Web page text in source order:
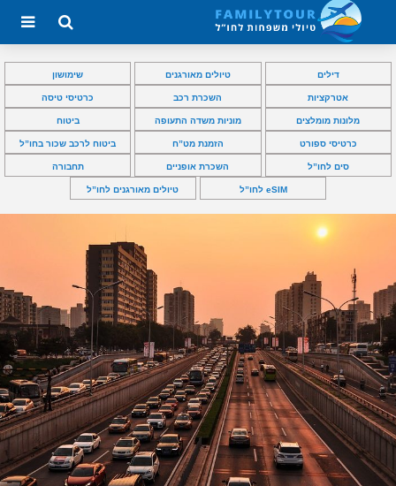
דילים טיולים מאורגנים שימושון
אטרקציות השכרת רכב כרטיסי טיסה
מלונות מומלצים מוניות משדה התעופה ביטוח
כרטיסי ספורט הזמנת מט”ח ביטוח לרכב שכור בחו”ל
סים לחו”ל השכרת אופניים תחבורה
eSIM לחו”ל טיולים מאורגנים לחו”ל